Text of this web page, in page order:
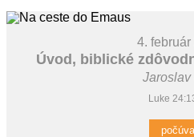
4. február
Úvod, biblické
Jaroslav
Luke